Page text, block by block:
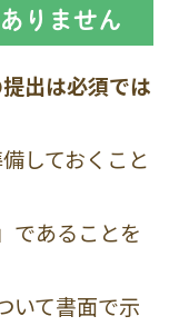
りません
出は必須では
しておくこと
であることを
いて書面で示